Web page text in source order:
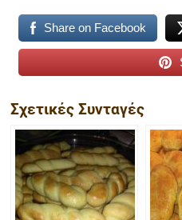
Share on Facebook
Σχετικές Συνταγές